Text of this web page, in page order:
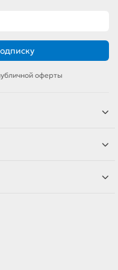
оферты